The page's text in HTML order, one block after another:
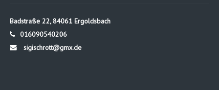
Badstraße 22, 84061 Ergoldsbach
016090540206
sigischrott@gmx.de